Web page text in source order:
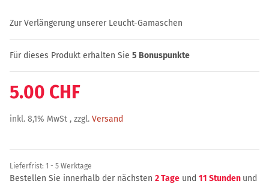
Zur Verlängerung unserer Leucht-Gamaschen
Für dieses Produkt erhalten Sie 5 Bonuspunkte
5.00 CHF
inkl. 8,1% MwSt , zzgl. Versand
Lieferfrist: 1 - 5 Werktage
Bestellen Sie innerhalb der nächsten 2 Tage und 11 Stunden und